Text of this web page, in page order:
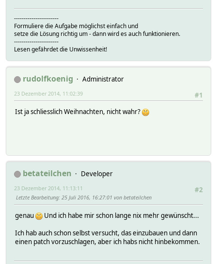
-----------------------
Formuliere die Aufgabe möglichst einfach und
setze die Lösung richtig um - dann wird es auch funktionieren.
-----------------------
Lesen gefährdet die Unwissenheit!
rudolfkoenig
Administrator
#1
23 Dezember 2014, 11:02:39
Ist ja schliesslich Weihnachten, nicht wahr?
betateilchen
Developer
#2
23 Dezember 2014, 11:13:11
Letzte Bearbeitung: 25 Juli 2016, 16:27:01 von betateilchen
genau
Und ich habe mir schon lange nix mehr gewünscht...
Ich hab auch schon selbst versucht, das einzubauen und dann
einen patch vorzuschlagen, aber ich habs nicht hinbekommen.